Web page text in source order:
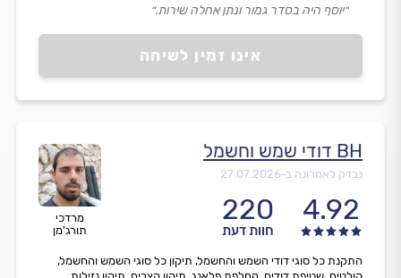
אינו זמין לשיחה
״יוסף היה בסדר גמור ונתן אחלה שירות.״
מרדכי
תורג'מן
BH דודי שמש וחשמל
נבדק לאחרונה ב-27.07.2026
4.92
220
חוות דעת
התקנת כל סוגי דודי השמש והחשמל, תיקון כל סוגי השמש והחשמל,
קולטים, שטיפת דודים, החלפת פלאנג, תיקון קצרים, תיקון נזילות,